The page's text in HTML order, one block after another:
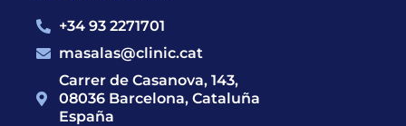
+34 93 2271701
masalas@clinic.cat
Carrer de Casanova, 143,
08036 Barcelona, Cataluña
España